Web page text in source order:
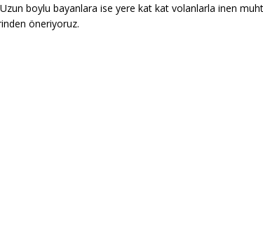
boylu bayanlara ise yere kat kat volanlarla inen
öneriyoruz.